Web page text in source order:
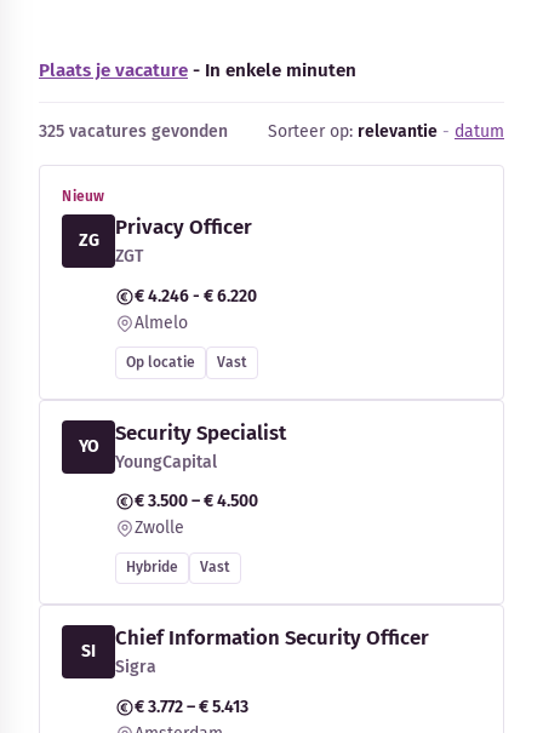
Plaats je vacature - In enkele minuten
325 vacatures gevonden Sorteer op: relevantie - datum
Nieuw
ZG
Privacy Officer
ZGT
€ 4.246 - € 6.220
Almelo
Op locatie Vast
YO
Security Specialist
YoungCapital
€ 3.500 – € 4.500
Zwolle
Hybride Vast
SI
Chief Information Security Officer
Sigra
€ 3.772 – € 5.413